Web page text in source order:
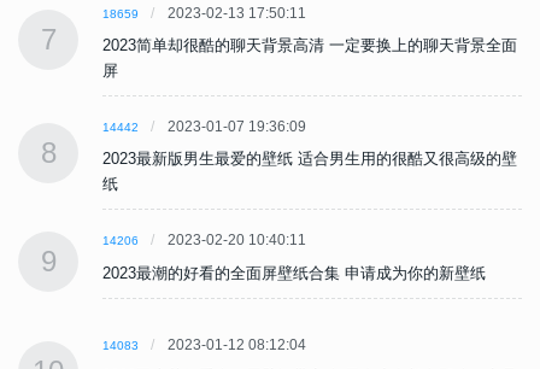
7
18659 2023-02-13 17:50:11
2023简单却很酷的聊天背景高清 一定要换上的聊天背景全面
屏
8
14442 2023-01-07 19:36:09
2023最新版男生最爱的壁纸 适合男生用的很酷又很高级的壁
纸
9
14206 2023-02-20 10:40:11
2023最潮的好看的全面屏壁纸合集 申请成为你的新壁纸
14083 2023-01-12 08:12:04